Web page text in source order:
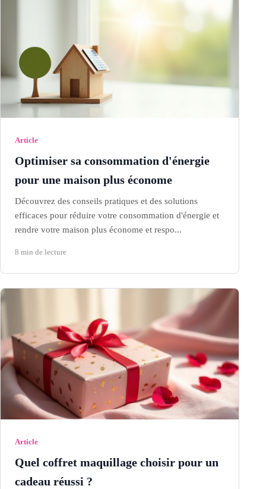
Article
Optimiser sa consommation d'énergie
pour une maison plus économe
Découvrez des conseils pratiques et des solutions
efficaces pour réduire votre consommation d'énergie et
rendre votre maison plus économe et respo...
8 min de lecture
Article
Quel coffret maquillage choisir pour un
cadeau réussi ?